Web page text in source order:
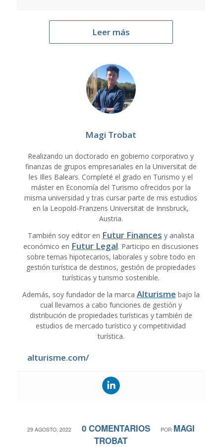
Leer más
Magi Trobat
Realizando un doctorado en gobierno corporativo y
finanzas de grupos empresariales en la Universitat de
les Illes Balears. Completé el grado en Turismo y el
máster en Economía del Turismo ofrecidos por la
misma universidad y tras cursar parte de mis estudios
en la Leopold-Franzens Universität de Innsbruck,
Austria.
También soy editor en Futur Finances y analista
económico en Futur Legal. Participo en discusiones
sobre temas hipotecarios, laborales y sobre todo en
gestión turística de destinos, gestión de propiedades
turísticas y turismo sostenible.
Además, soy fundador de la marca Alturisme bajo la
cual llevamos a cabo funciones de gestión y
distribución de propiedades turísticas y también de
estudios de mercado turístico y competitividad
turística.
alturisme.com/
29 AGOSTO, 2022
/ 0 COMENTARIOS
/ POR MAGI
TROBAT